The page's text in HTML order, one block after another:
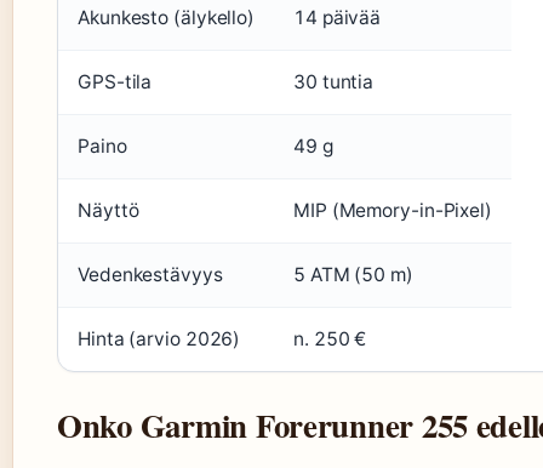
Akunkesto (älykello) 14 päivää
GPS-tila 30 tuntia
Paino 49 g
Näyttö MIP (Memory-in-Pixel)
Vedenkestävyys 5 ATM (50 m)
Hinta (arvio 2026) n. 250 €
Onko Garmin Forerunner 255